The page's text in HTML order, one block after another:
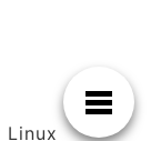
Linux